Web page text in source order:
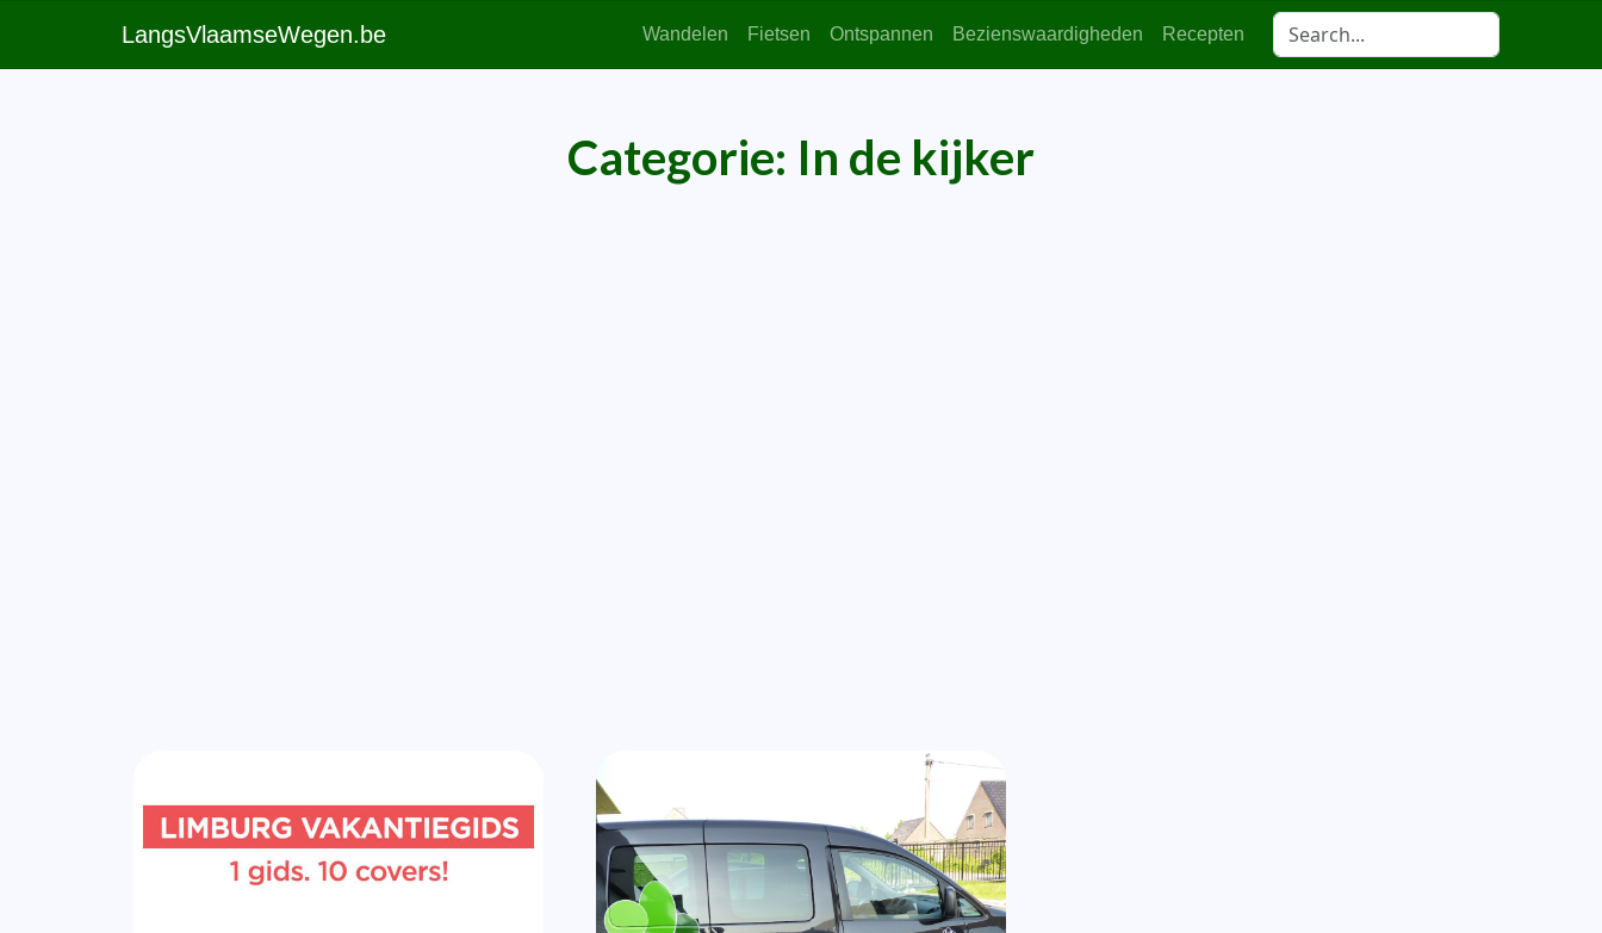
LangsVlaamseWegen.be Wandelen Fietsen Ontspannen Bezienswaardigheden Recepten
Categorie: In de kijker